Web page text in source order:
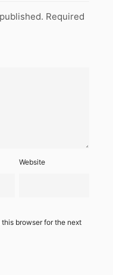
Required
Website
browser for the next